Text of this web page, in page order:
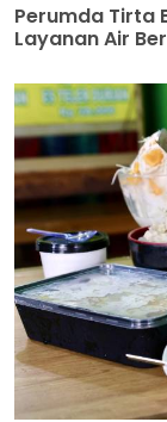
Perumda Tirta
Layanan Air